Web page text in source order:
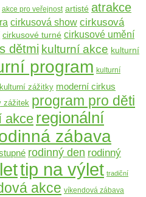
akce pro veřejnost artisté atrakce
cirkusová show cirkusová
cirkusové turné cirkusové umění
dětmi kulturní akce kulturní
program kulturní
kulturní zážitky moderní cirkus
zážitek program pro děti
akceregionální
zábava
rodinný den rodinný
tip na výlet tradiční
akce víkendová zábava